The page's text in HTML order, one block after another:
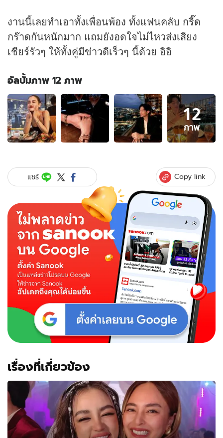
งานนี้เลยทำเอาทั้งเพื่อนพ้อง ทั้งแฟนคลับ กรี๊ด
กร๊าดกันหนักมาก แถมยังอดใจไม่ไหวส่งเสียง
เชียร์รัวๆ ให้ทั้งคู่มีข่าวดีเร็วๆ นี้ด้วย อิอิ
อัลบั้มภาพ 12 ภาพ
อัลบั้ม
ภาพ
12
ภาพ
ของ
สยาม"
ปล่อย
ดินเนอร์
หรู
ตึกระฟ้า
ฉลอง
แฟน
มาก
12
ภาพ
แชร์ Copy link
เรื่องที่เกี่ยวข้อง